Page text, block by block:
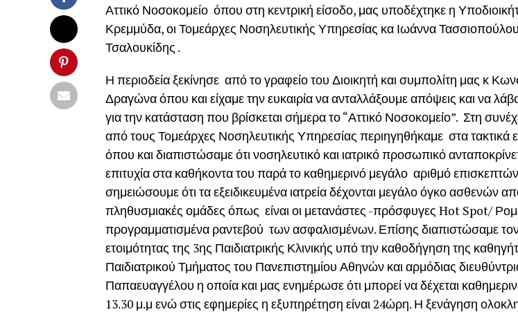
Αττικό Νοσοκομείο όπου στη κεντρική είσοδο, μας υποδέχτηκε η
Κρεμμύδα, οι Τομεάρχες Νοσηλευτικής Υπηρεσίας κα Ιωάννα
Τσαλουκίδης .
Η περιοδεία ξεκίνησε από το γραφείο του Διοικητή και συμπολίτη μας κ
Δραγώνα όπου και είχαμε την ευκαιρία να ανταλλάξουμε απόψεις και να
για την κατάσταση που βρίσκεται σήμερα το “Αττικό Νοσοκομείο”. Στη
από τους Τομεάρχες Νοσηλευτικής Υπηρεσίας περιηγηθήκαμε στα τακτικά
όπου και διαπιστώσαμε ότι νοσηλευτικό και ιατρικό προσωπικό
επιτυχία στα καθήκοντα του παρά το καθημερινό μεγάλο αριθμό επισκεπτών
σημειώσουμε ότι τα εξειδικευμένα ιατρεία δέχονται μεγάλο όγκο ασθενών
πληθυσμιακές ομάδες όπως είναι οι μετανάστες -πρόσφυγες Hot Spot/
προγραμματισμένα ραντεβού των ασφαλισμένων. Επίσης διαπιστώσαμε
ετοιμότητας της 3ης Παιδιατρικής Κλινικής υπό την καθοδήγηση της
Παιδιατρικού Τμήματος του Πανεπιστημίου Αθηνών και αρμόδιας
Παπαευαγγέλου η οποία και μας ενημέρωσε ότι μπορεί να δέχεται
13.30 μ.μ ενώ στις εφημερίες η εξυπηρέτηση είναι 24ώρη. Η ξενάγηση